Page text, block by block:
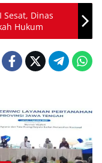
Sesat, Dinas
Hukum